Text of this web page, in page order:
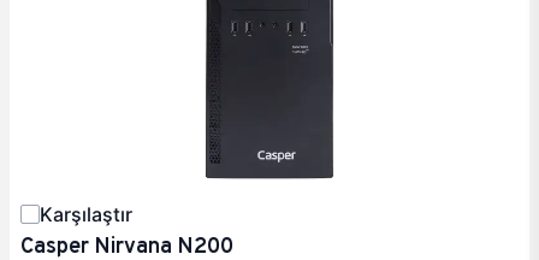
Karşılaştır
Casper Nirvana N200